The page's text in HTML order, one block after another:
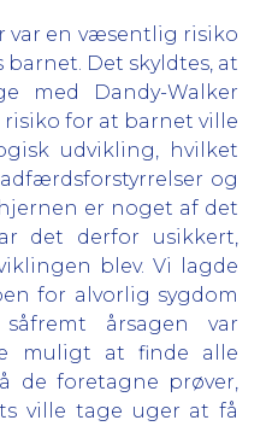
var en væsentlig risiko
Det skyldtes, at
med Dandy-Walker
risiko for at barnet ville
udvikling, hvilket
og
er noget af det
det derfor usikkert,
blev. Vi lagde
for alvorlig sygdom
årsagen var
muligt at finde alle
de foretagne prøver,
ville tage uger at få